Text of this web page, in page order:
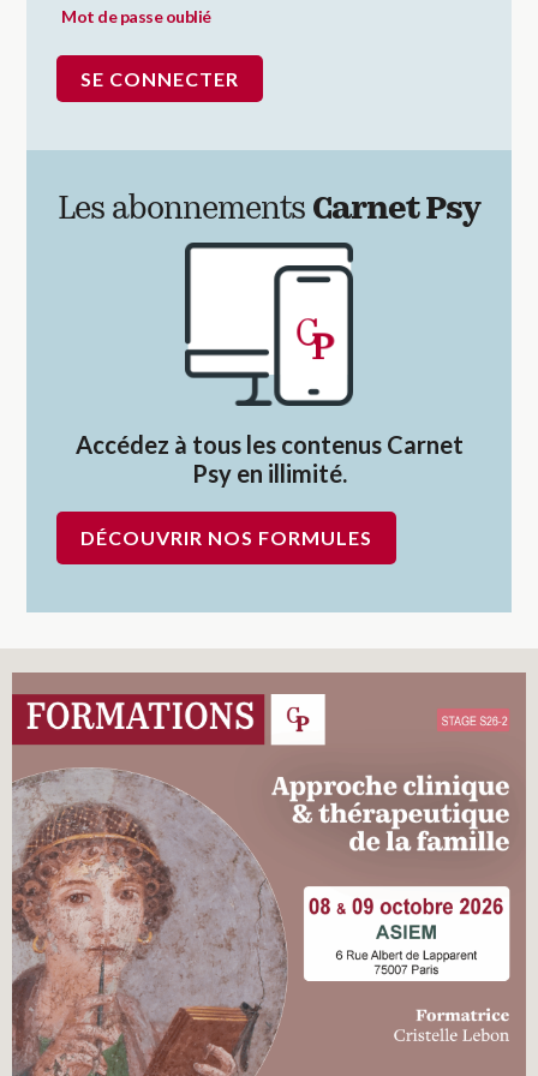
Mot de passe oublié
Les abonnements Carnet Psy
Accédez à tous les contenus Carnet
Psy en illimité.
DÉCOUVRIR NOS FORMULES